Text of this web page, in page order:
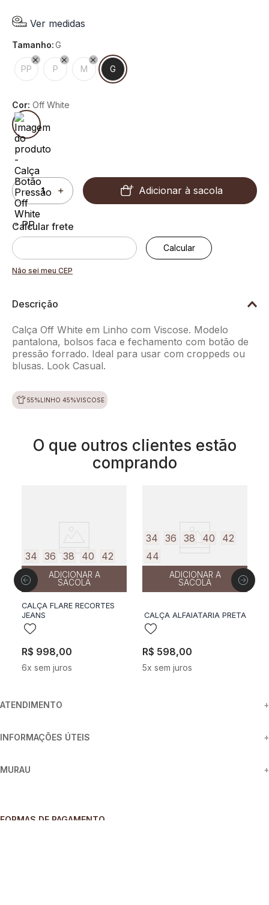
Ver medidas
tamanho:G
PP P M G
Cor: Off White
＋
－ Adicionar à sacola
Não sei meu CEP
Descrição
Calça Off White em Linho com Viscose. Modelo
pantalona, bolsos faca e fechamento com botão de
pressão forrado. Ideal para usar com croppeds ou
blusas. Look Casual.
55%LINHO 45%VISCOSE
O que outros clientes estão
comprando
34 36 38 40 42
ADICIONAR A
SACOLA
CALÇA FLARE RECORTES
JEANS
R$ 998,00
6x sem juros
34 36 38 40
42
44
ADICIONAR A
SACOLA
CALÇA ALFAIATARIA PRETA
R$ 598,00
5x sem juros
ATENDIMENTO +
INFORMAÇÕES ÚTEIS +
MURAU +
FORMAS DE PAGAMENTO